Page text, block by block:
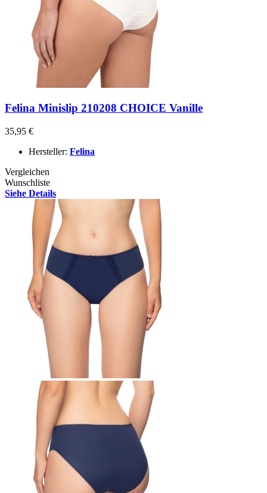
Felina Minislip 210208 CHOICE Vanille
35,95 €
Hersteller: Felina
Vergleichen
Wunschliste
Siehe Details